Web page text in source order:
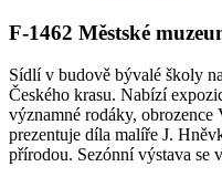
F-1462 Městské
Sídlí v budově bývalé školy
Českého krasu. Nabízí
významné rodáky, obrozence
prezentuje díla malíře J.
přírodou. Sezónní výstava se